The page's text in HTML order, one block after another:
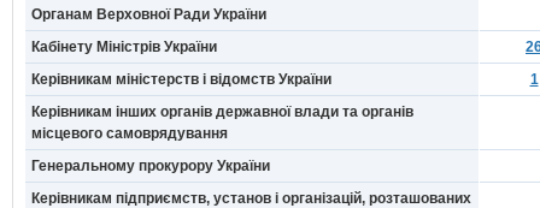
Органам Верховної Ради України
Кабінету Міністрів України
Керівникам міністерств і відомств України
1
Керівникам інших органів державної влади та органів
місцевого самоврядування
Генеральному прокурору України
Керівникам підприємств, установ і організацій, розташованих